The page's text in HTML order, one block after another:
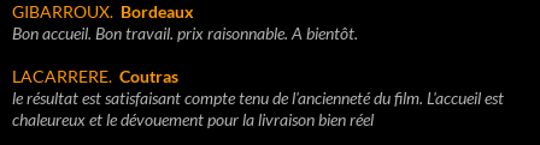
GIBARROUX. Bordeaux
Bon accueil. Bon travail. prix raisonnable. A bientôt.
LACARRERE. Coutras
le résultat est satisfaisant compte tenu de l'ancienneté du film. L'accueil est
chaleureux et le dévouement pour la livraison bien réel